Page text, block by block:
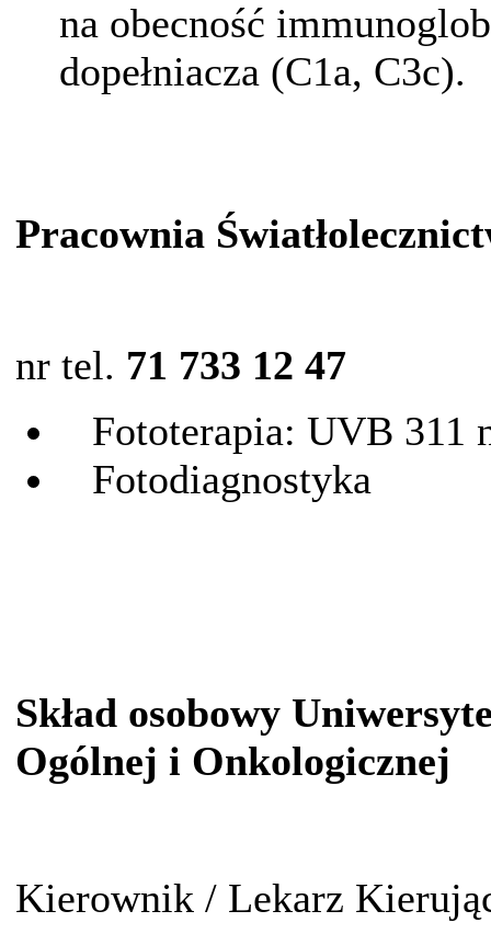
na obecność
dopełniacza (C1a, C3c).
Pracownia
nr tel. 71 733 12 47
Fototerapia: UVB 311
Fotodiagnostyka
Skład osobowy
Ogólnej i Onkologicznej
Kierownik / Lekarz